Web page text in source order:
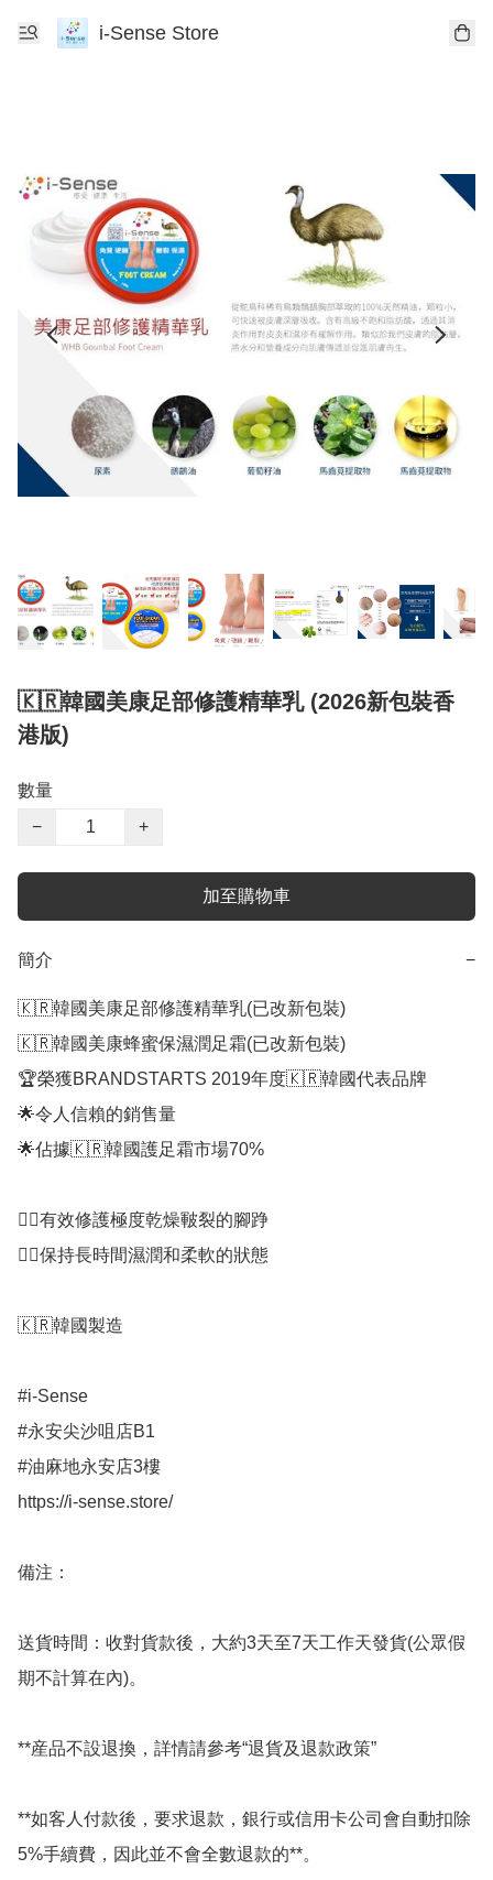
i-Sense Store
🇰🇷韓國美康足部修護精華乳 (2026新包裝香
港版)
數量
−
+
加至購物車
簡介 −
🇰🇷韓國美康足部修護精華乳(已改新包裝)
🇰🇷韓國美康蜂蜜保濕潤足霜(已改新包裝)
🏆榮獲BRANDSTARTS 2019年度🇰🇷韓國代表品牌
🌟令人信賴的銷售量
🌟佔據🇰🇷韓國護足霜市場70%
👍🏻有效修護極度乾燥皸裂的腳踭
👍🏻保持長時間濕潤和柔軟的狀態
🇰🇷韓國製造
#i-Sense
#永安尖沙咀店B1
#油麻地永安店3樓
https://i-sense.store/
備注：
送貨時間：收對貨款後，大約3天至7天工作天發貨(公眾假
期不計算在內)。
**産品不設退換，詳情請參考“退貨及退款政策”
**如客人付款後，要求退款，銀行或信用卡公司會自動扣除
5%手續費，因此並不會全數退款的**。